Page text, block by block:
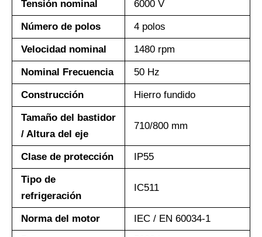
Tensión nominal 6000 V
Número de polos 4 polos
Velocidad nominal 1480 rpm
Nominal Frecuencia 50 Hz
Construcción Hierro fundido
Tamaño del bastidor
/ Altura del eje
710/800 mm
Clase de protección IP55
Tipo de
refrigeración
IC511
Norma del motor IEC / EN 60034-1